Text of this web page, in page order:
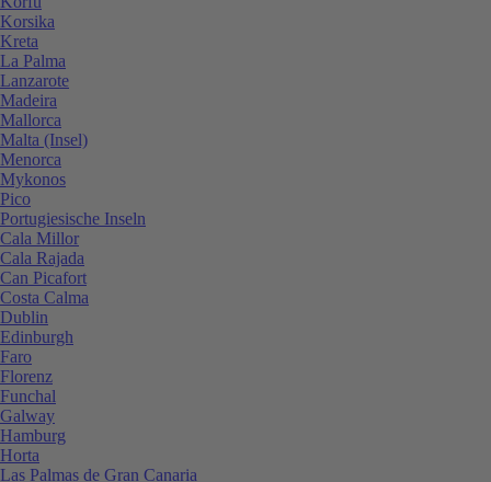
Korsika
Kreta
La Palma
Lanzarote
Madeira
Mallorca
Malta (Insel)
Menorca
Mykonos
Pico
Portugiesische Inseln
Cala Millor
Cala Rajada
Can Picafort
Costa Calma
Dublin
Edinburgh
Faro
Florenz
Funchal
Galway
Hamburg
Horta
Las Palmas de Gran Canaria